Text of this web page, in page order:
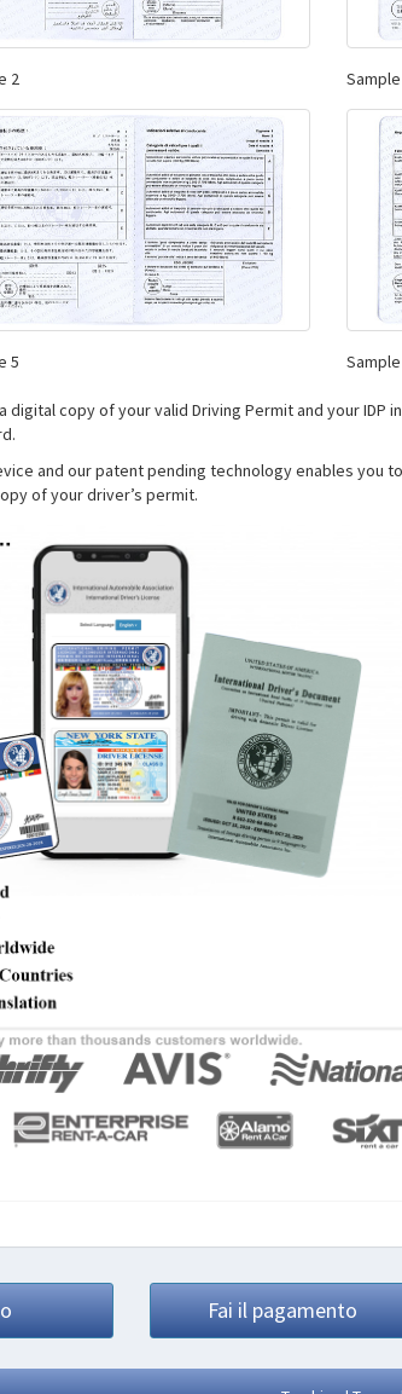
2
5
copy of your valid Driving Permit and your IDP
and our patent pending technology enables you
of your driver’s permit.
Fai il pagamento